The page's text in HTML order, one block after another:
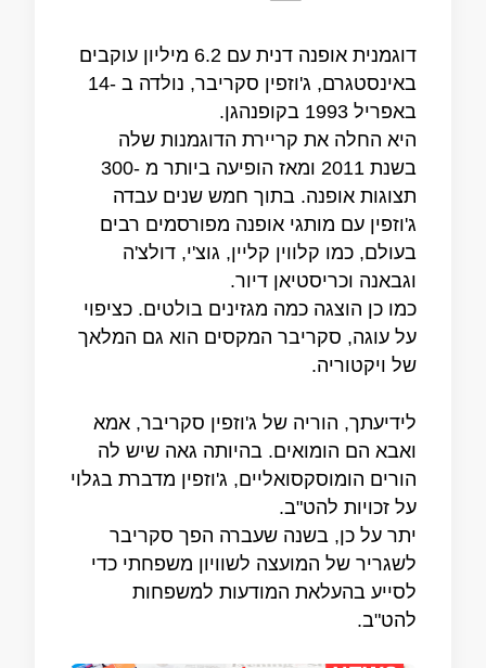
דוגמנית אופנה דנית עם 6.2 מיליון עוקבים
באינסטגרם, ג'וזפין סקריבר, נולדה ב -14
באפריל 1993 בקופנהגן.
היא החלה את קריירת הדוגמנות שלה
בשנת 2011 ומאז הופיעה ביותר מ -300
תצוגות אופנה. בתוך חמש שנים עבדה
ג'וזפין עם מותגי אופנה מפורסמים רבים
בעולם, כמו קלווין קליין, גוצ'י, דולצ'ה
וגבאנה וכריסטיאן דיור.
כמו כן הוצגה כמה מגזינים בולטים. כציפוי
על עוגה, סקריבר המקסים הוא גם המלאך
של ויקטוריה.
לידיעתך, הוריה של ג'וזפין סקריבר, אמא
ואבא הם הומואים. בהיותה גאה שיש לה
הורים הומוסקסואליים, ג'וזפין מדברת בגלוי
על זכויות להט"ב.
יתר על כן, בשנה שעברה הפך סקריבר
לשגריר של המועצה לשוויון משפחתי כדי
לסייע בהעלאת המודעות למשפחות
להט"ב.